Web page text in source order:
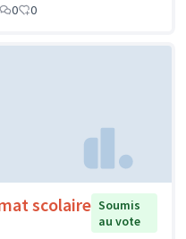
0 0
scolaire Soumis
au vote